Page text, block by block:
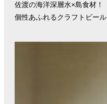
佐渡の海洋深層水×島食材！
個性あふれるクラフトビール